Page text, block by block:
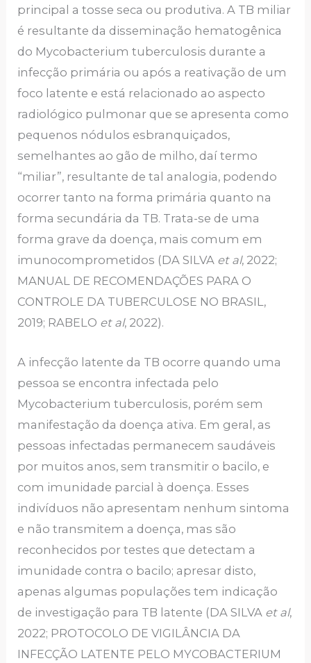
principal a tosse seca ou produtiva. A TB miliar
é resultante da disseminação hematogênica
do Mycobacterium tuberculosis durante a
infecção primária ou após a reativação de um
foco latente e está relacionado ao aspecto
radiológico pulmonar que se apresenta como
pequenos nódulos esbranquiçados,
semelhantes ao gão de milho, daí termo
“miliar”, resultante de tal analogia, podendo
ocorrer tanto na forma primária quanto na
forma secundária da TB. Trata-se de uma
forma grave da doença, mais comum em
imunocomprometidos (DA SILVA et al, 2022;
MANUAL DE RECOMENDAÇÕES PARA O
CONTROLE DA TUBERCULOSE NO BRASIL,
2019; RABELO et al, 2022).
A infecção latente da TB ocorre quando uma
pessoa se encontra infectada pelo
Mycobacterium tuberculosis, porém sem
manifestação da doença ativa. Em geral, as
pessoas infectadas permanecem saudáveis
por muitos anos, sem transmitir o bacilo, e
com imunidade parcial à doença. Esses
indivíduos não apresentam nenhum sintoma
e não transmitem a doença, mas são
reconhecidos por testes que detectam a
imunidade contra o bacilo; apresar disto,
apenas algumas populações tem indicação
de investigação para TB latente (DA SILVA et al,
2022; PROTOCOLO DE VIGILÂNCIA DA
INFECÇÃO LATENTE PELO MYCOBACTERIUM